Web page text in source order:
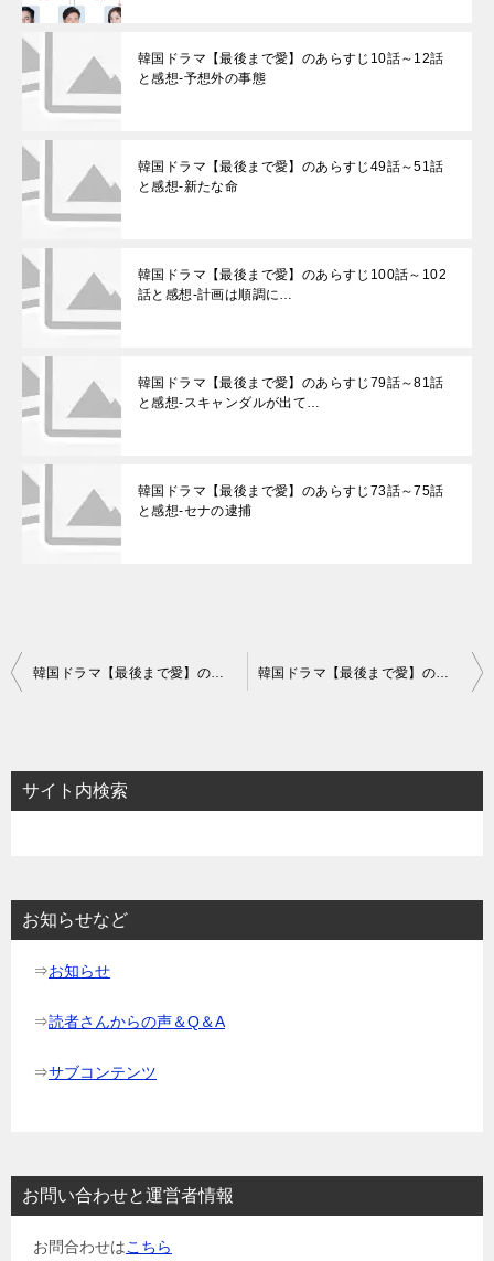
韓国ドラマ【最後まで愛】のあらすじ10話～12話
と感想-予想外の事態
韓国ドラマ【最後まで愛】のあらすじ49話～51話
と感想-新たな命
韓国ドラマ【最後まで愛】のあらすじ100話～102
話と感想-計画は順調に…
韓国ドラマ【最後まで愛】のあらすじ79話～81話
と感想-スキャンダルが出て…
韓国ドラマ【最後まで愛】のあらすじ73話～75話
と感想-セナの逮捕
投
ビ
ゲ
ョ
韓国ドラマ【最後まで愛】のあらすじ58話～60話と感想-ユンスの写真 韓国ドラマ【最後まで愛】のあらすじ64話～66話と感想-重要人物の発見
サイト内検索
お知らせなど
⇒お知らせ
⇒読者さんからの声＆Q＆A
⇒サブコンテンツ
お問い合わせと運営者情報
お問合わせはこちら